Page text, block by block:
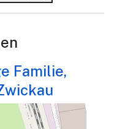
Familie,